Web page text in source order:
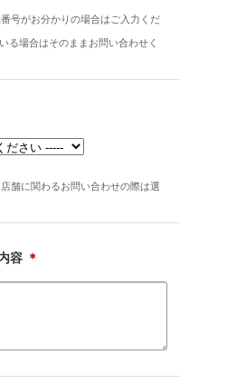
号がお分かりの場合はご入力くだ
る場合はそのままお問い合わせく
舗に関わるお問い合わせの際は選
容 ＊